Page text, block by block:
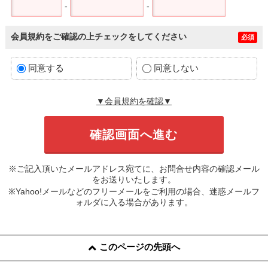
- -
会員規約をご確認の上チェックをしてください 必須
同意する 同意しない
▼会員規約を確認▼
※ご記入頂いたメールアドレス宛てに、お問合せ内容の確認メール
をお送りいたします。
※Yahoo!メールなどのフリーメールをご利用の場合、迷惑メールフ
ォルダに入る場合があります。
このページの先頭へ